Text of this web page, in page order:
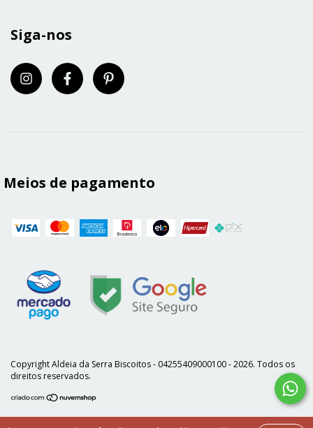
Siga-nos
Meios de pagamento
Copyright Aldeia da Serra Biscoitos - 04255409000100 - 2026. Todos os
direitos reservados.